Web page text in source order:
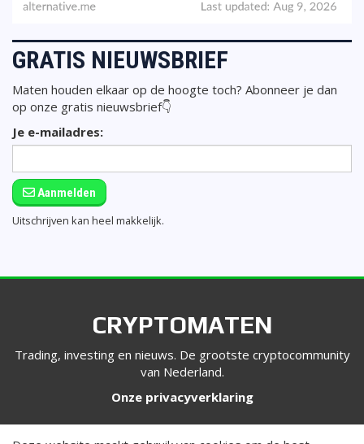
GRATIS NIEUWSBRIEF
Maten houden elkaar op de hoogte toch? Abonneer je dan
op onze gratis nieuwsbrief👇
Je e-mailadres:
Aanmelden
Uitschrijven kan heel makkelijk.
CRYPTOMATEN
Trading, investing en nieuws. De grootste cryptocommunity
van Nederland.
Onze privacyverklaring
VOLG ONS